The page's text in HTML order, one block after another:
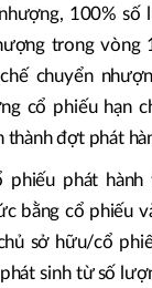
100% số
trong vòng
chuyển
cổ phiếu hạn
thành đợt phát
phiếu phát
bằng cổ phiếu
sở hữu/cổ
sinh từ số